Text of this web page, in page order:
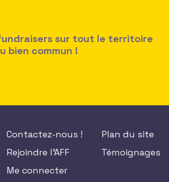
sur tout le territoire
bien commun !
Contactez-nous !
Rejoindre l'AFF
Me connecter
Plan du site
Témoignages